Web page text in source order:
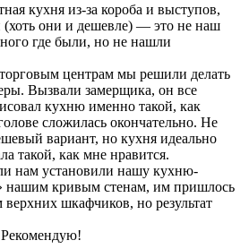
кухня из-за короба и выступов,
(хоть они и дешевле) — это не наш
где были, но не нашли
центрам мы решили делать
Вызвали замерщика, он все
кухню именно такой, как
сложилась окончательно. Не
вариант, но кухня идеально
такой, как мне нравится.
нам установили нашу кухню-
нашим кривым стенам, им пришлось
шкафчиков, но результат